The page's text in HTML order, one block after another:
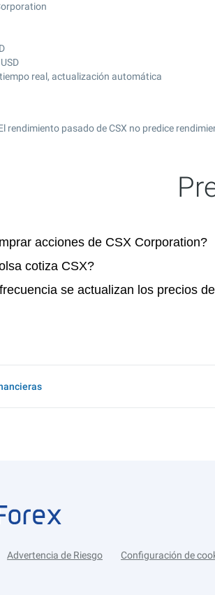
USD
tiempo real, actualización automática
rendimiento pasado de CSX no predice
acciones de CSX Corporation?
cotiza CSX?
se actualizan los precios
Advertencia de Riesgo Configuración de